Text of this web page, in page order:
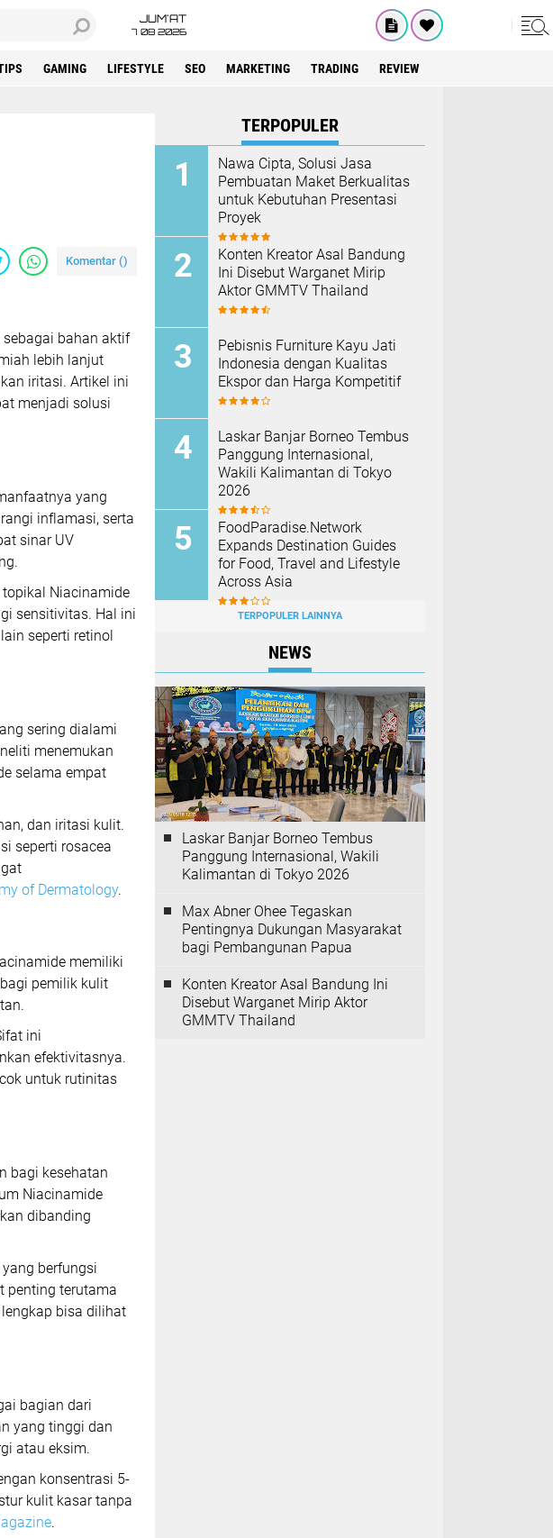
JUM'AT
7 08 2026
GAMING LIFESTYLE SEO MARKETING TRADING REVIEW
Komentar ()
bahan aktif
lebih lanjut
iritasi. Artikel ini
menjadi solusi
yang
inflamasi, serta
sinar UV
Niacinamide
sensitivitas. Hal ini
seperti retinol
sering dialami
menemukan
selama empat
dan iritasi kulit.
seperti rosacea
of Dermatology.
memiliki
pemilik kulit
ini
efektivitasnya.
untuk rutinitas
bagi kesehatan
Niacinamide
dibanding
berfungsi
penting terutama
bisa dilihat
bagian dari
yang tinggi dan
atau eksim.
konsentrasi 5-
kulit kasar tanpa
.
TERPOPULER
Nawa Cipta, Solusi Jasa
Pembuatan Maket Berkualitas
untuk Kebutuhan Presentasi
Proyek
Konten Kreator Asal Bandung
Ini Disebut Warganet Mirip
Aktor GMMTV Thailand
Pebisnis Furniture Kayu Jati
Indonesia dengan Kualitas
Ekspor dan Harga Kompetitif
Laskar Banjar Borneo Tembus
Panggung Internasional,
Wakili Kalimantan di Tokyo
2026
FoodParadise.Network
Expands Destination Guides
for Food, Travel and Lifestyle
Across Asia
TERPOPULER LAINNYA
NEWS
Laskar Banjar Borneo Tembus
Panggung Internasional, Wakili
Kalimantan di Tokyo 2026
Max Abner Ohee Tegaskan
Pentingnya Dukungan Masyarakat
bagi Pembangunan Papua
Konten Kreator Asal Bandung Ini
Disebut Warganet Mirip Aktor
GMMTV Thailand